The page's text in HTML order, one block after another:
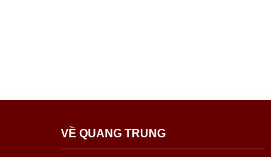
VỀ QUANG TRUNG